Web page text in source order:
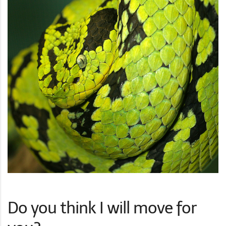
Do you think I will move for